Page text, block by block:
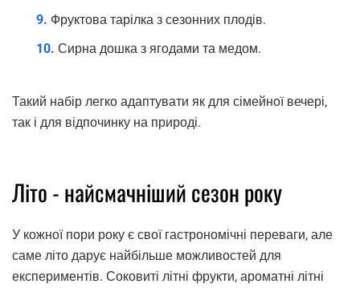
Фруктова тарілка з сезонних плодів.
Сирна дошка з ягодами та медом.
Такий набір легко адаптувати як для сімейної вечері,
так і для відпочинку на природі.
Літо - найсмачніший сезон року
У кожної пори року є свої гастрономічні переваги, але
саме літо дарує найбільше можливостей для
експериментів. Соковиті літні фрукти, ароматні літні